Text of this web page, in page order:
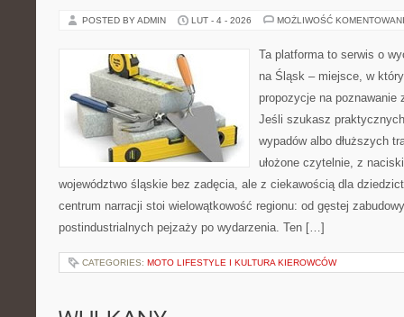
POSTED BY ADMIN LUT - 4 - 2026 MOŻLIWOŚĆ
Ta platforma to serwis o
na Śląsk – miejsce, w
propozycje na poznawanie
Jeśli szukasz
wypadów albo dłuższych
ułożone czytelnie, z
województwo śląskie bez zadęcia, ale z ciekawością dla
centrum narracji stoi wielowątkowość regionu: od gęstej
postindustrialnych pejzaży po wydarzenia. Ten […]
CATEGORIES: MOTO LIFESTYLE I KULTURA KIEROWCÓW